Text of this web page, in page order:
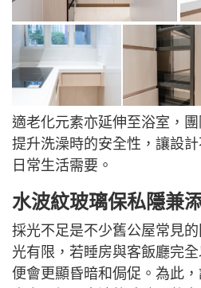
適老化元素亦延伸至浴室，
提升洗澡時的安全性，讓設
日常生活需要。
水波紋玻璃保私隱兼
採光不足是不少舊公屋常見
光有限，若睡房與客飯廳完
便會更顯昏暗和侷促。為此